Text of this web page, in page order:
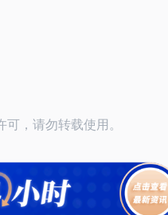
，请勿转载使用。